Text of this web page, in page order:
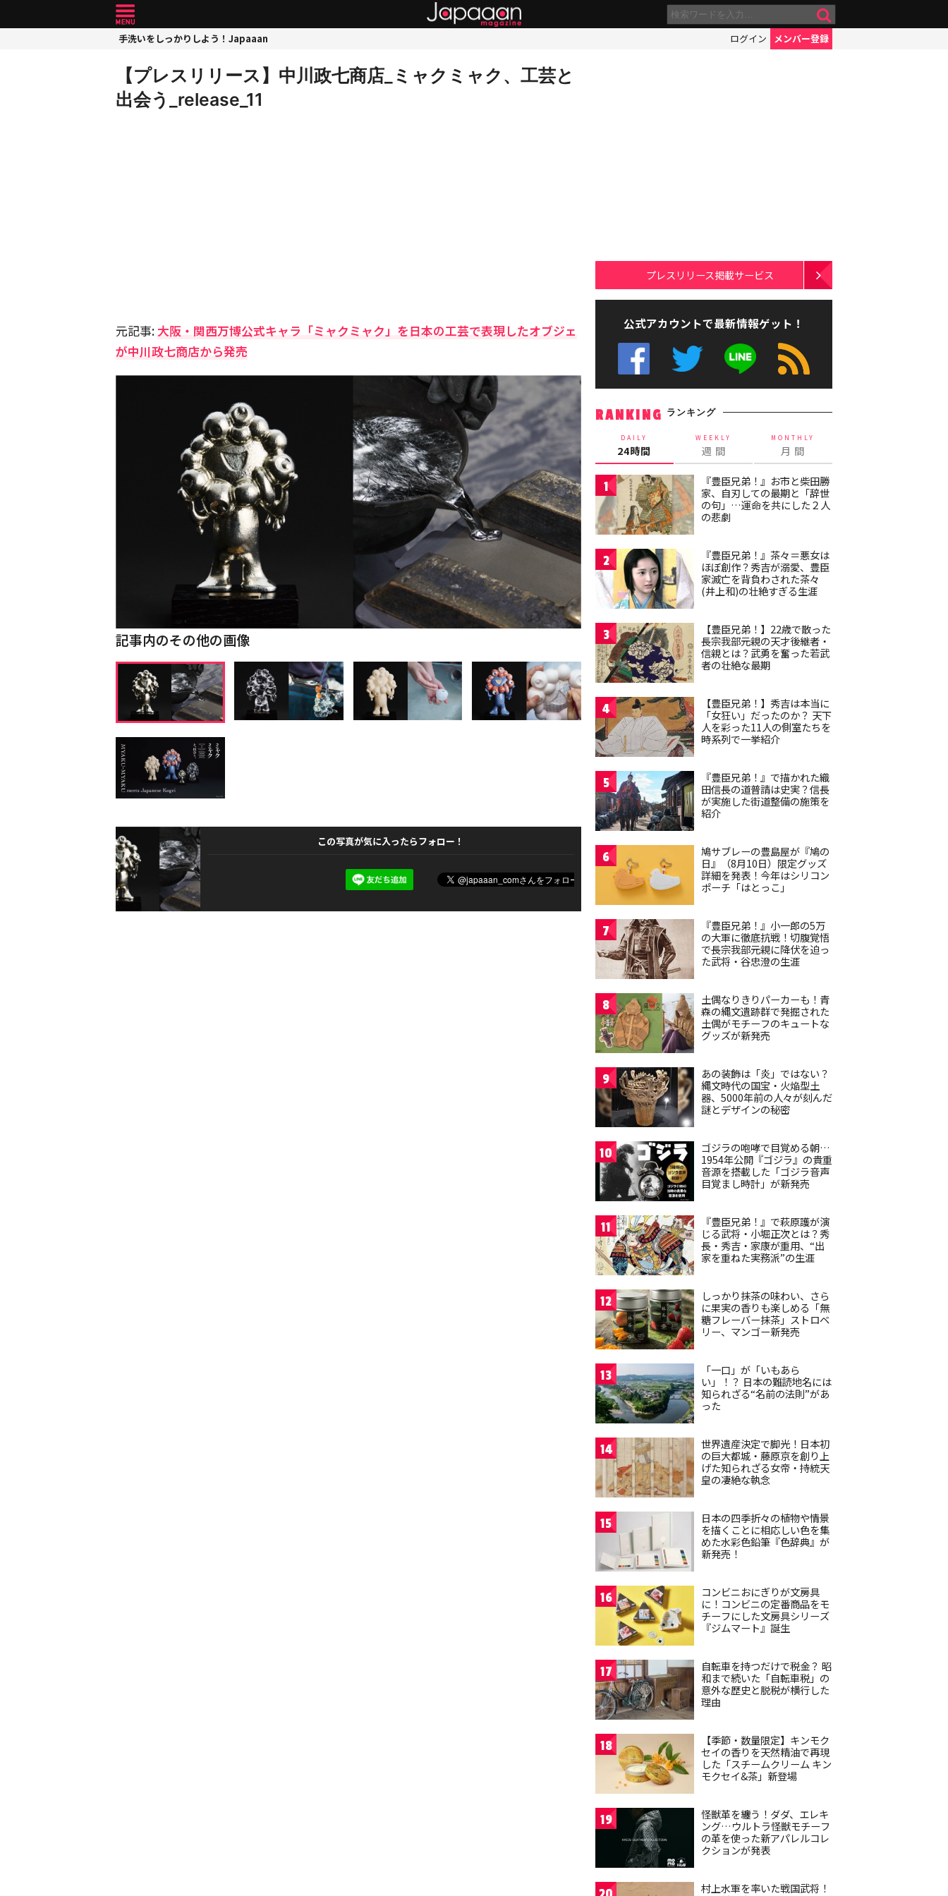
手洗いをしっかりしよう！Japaaan ログイン メンバー登録
【プレスリリース】中川政七商店_ミャクミャク、工芸と
出会う_release_11
元記事:大阪・関西万博公式キャラ「ミャクミャク」を日本の工芸で表現したオブジェ
が中川政七商店から発売
記事内のその他の画像
この写真が気に入ったらフォロー！
プレスリリース掲載サービス
公式アカウントで最新情報ゲット！
RANKING ランキング
DAILY
24時間
WEEKLY
週 間
MONTHLY
月 間
1
『豊臣兄弟！』お市と柴田勝
家、自刃しての最期と「辞世
の句」…運命を共にした２人
の悲劇
2
『豊臣兄弟！』茶々＝悪女は
ほぼ創作？秀吉が溺愛、豊臣
家滅亡を背負わされた茶々
(井上和)の壮絶すぎる生涯
3
【豊臣兄弟！】22歳で散った
長宗我部元親の天才後継者・
信親とは？武勇を奮った若武
者の壮絶な最期
4
【豊臣兄弟！】秀吉は本当に
「女狂い」だったのか？ 天下
人を彩った11人の側室たちを
時系列で一挙紹介
5
『豊臣兄弟！』で描かれた織
田信長の道普請は史実？信長
が実施した街道整備の施策を
紹介
6
鳩サブレーの豊島屋が『鳩の
日』（8月10日）限定グッズ
詳細を発表！今年はシリコン
ポーチ「はとっこ」
7
『豊臣兄弟！』小一郎の5万
の大軍に徹底抗戦！切腹覚悟
で長宗我部元親に降伏を迫っ
た武将・谷忠澄の生涯
8
土偶なりきりパーカーも！青
森の縄文遺跡群で発掘された
土偶がモチーフのキュートな
グッズが新発売
9
あの装飾は「炎」ではない？
縄文時代の国宝・火焔型土
器、5000年前の人々が刻んだ
謎とデザインの秘密
10
ゴジラの咆哮で目覚める朝…
1954年公開『ゴジラ』の貴重
音源を搭載した「ゴジラ音声
目覚まし時計」が新発売
11
『豊臣兄弟！』で萩原護が演
じる武将・小堀正次とは？秀
長・秀吉・家康が重用、“出
家を重ねた実務派”の生涯
12
しっかり抹茶の味わい、さら
に果実の香りも楽しめる「無
糖フレーバー抹茶」ストロベ
リー、マンゴー新発売
13
「一口」が「いもあら
い」！？ 日本の難読地名には
知られざる“名前の法則”があ
った
14
世界遺産決定で脚光！日本初
の巨大都城・藤原京を創り上
げた知られざる女帝・持統天
皇の凄絶な執念
15
日本の四季折々の植物や情景
を描くことに相応しい色を集
めた水彩色鉛筆『色辞典』が
新発売！
16
コンビニおにぎりが文房具
に！コンビニの定番商品をモ
チーフにした文房具シリーズ
『ジムマート』誕生
17
自転車を持つだけで税金？ 昭
和まで続いた「自転車税」の
意外な歴史と脱税が横行した
理由
18
【季節・数量限定】キンモク
セイの香りを天然精油で再現
した「スチームクリーム キン
モクセイ&茶」新登場
19
怪獣革を纏う！ダダ、エレキ
ング…ウルトラ怪獣モチーフ
の革を使った新アパレルコレ
クションが発表
村上水軍を率いた戦国武将！